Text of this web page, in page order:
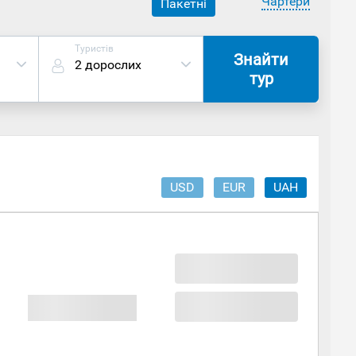
Пакетні
Туристів
2 дорослих
Знайти
тур
USD EUR UAH